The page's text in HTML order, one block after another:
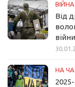
Від
НА